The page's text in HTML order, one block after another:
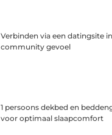
Verbinden via een datingsite
community gevoel
1 persoons dekbed en
voor optimaal slaapcomfort